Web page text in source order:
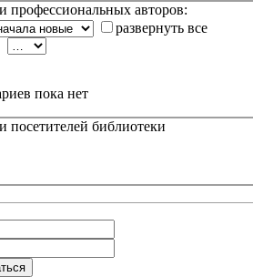
профессиональных авторов:
развернуть все
пока нет
посетителей библиотеки